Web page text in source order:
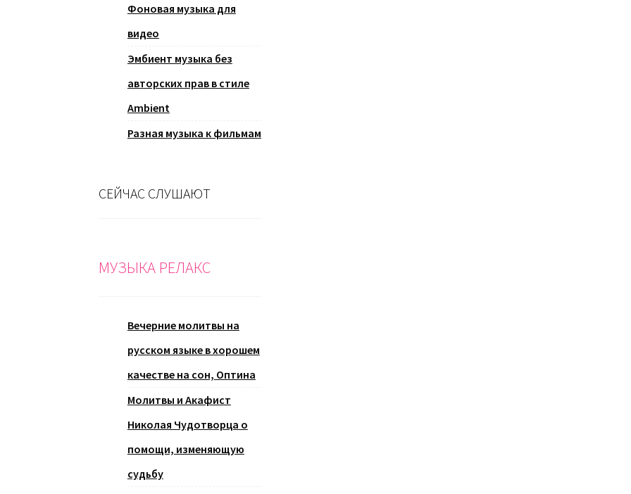
Фоновая музыка для
видео
Эмбиент музыка без
авторских прав в стиле
Ambient
Разная музыка к фильмам
СЕЙЧАС СЛУШАЮТ
МУЗЫКА РЕЛАКС
Вечерние молитвы на
русском языке в хорошем
качестве на сон, Оптина
Молитвы и Акафист
Николая Чудотворца о
помощи, изменяющую
судьбу